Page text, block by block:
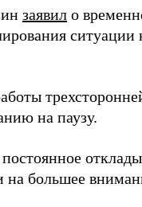
заявил о
на паузу.
на большее